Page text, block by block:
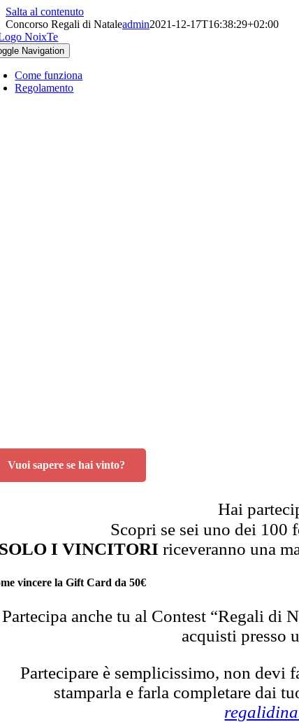
Salta al contenuto
Concorso Regali di Nataleadmin2021-12-17T16:38:29+02:00
Navigation
Come funziona
Regolamento
Vuoi sapere se hai vinto?
Hai
Scopri se sei uno dei 100
I VINCITORI riceveranno una
vincere la Gift Card da 50€
Partecipa anche tu al Contest “Regali di
acquisti presso
Partecipare è semplicissimo, non devi
stamparla e farla completare dai